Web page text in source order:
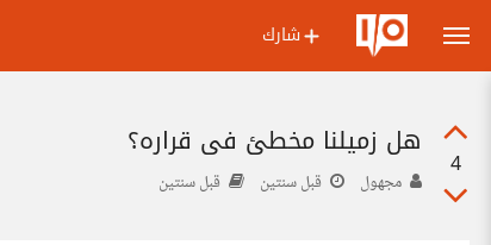
شارك
4
هل زميلنا مخطئ في قراره؟
مجهول قبل سنتين قبل سنتين